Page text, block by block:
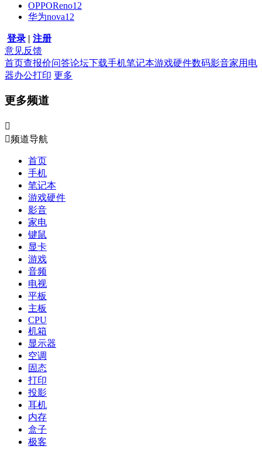
OPPOReno12
华为nova12
登录 | 注册
意见反馈
首页查报价问答论坛下载手机笔记本游戏硬件数码影音家用电
器办公打印 更多
更多频道

频道导航
首页
手机
笔记本
游戏硬件
影音
家电
键鼠
显卡
游戏
音频
电视
平板
主板
CPU
机箱
显示器
空调
固态
打印
投影
耳机
内存
盒子
极客